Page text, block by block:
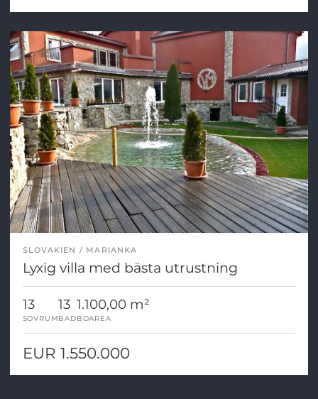
SLOVAKIEN MARIANKA
Lyxig villa med bästa utrustning
13
SOVRUM
13
BAD
1.100,00 m²
BOAREA
EUR 1.550.000